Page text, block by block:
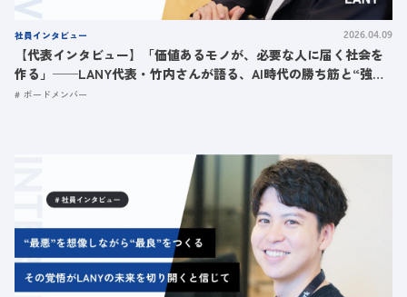
社員インタビュー 2026.04.09
【代表インタビュー】「価値あるモノが、必要な人に届く社会を
作る」──LANY代表・竹内さんが語る、AI時代の勝ち筋と“強く
て優しい”組織
ボードメンバー